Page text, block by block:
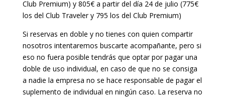
Club Premium) y 805€ a partir del día 24 de julio (775€
los del Club Traveler y 795 los del Club Premium)
Si reservas en doble y no tienes con quien compartir
nosotros intentaremos buscarte acompañante, pero si
eso no fuera posible tendrás que optar por pagar una
doble de uso individual, en caso de que no se consiga
a nadie la empresa no se hace responsable de pagar el
suplemento de individual en ningún caso. La reserva no